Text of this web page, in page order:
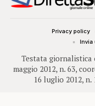
Testata giornalistica
maggio 2012, n. 63,
16 luglio 2012, n.
Privacy policy
Invia